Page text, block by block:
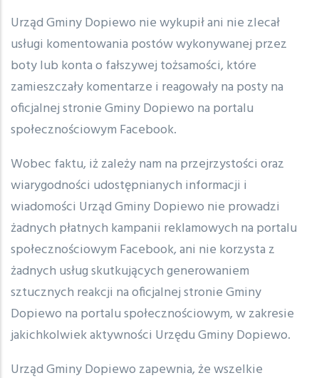
Urząd Gminy Dopiewo nie wykupił ani nie zlecał
usługi komentowania postów wykonywanej przez
boty lub konta o fałszywej tożsamości, które
zamieszczały komentarze i reagowały na posty na
oficjalnej stronie Gminy Dopiewo na portalu
społecznościowym Facebook.
Wobec faktu, iż zależy nam na przejrzystości oraz
wiarygodności udostępnianych informacji i
wiadomości Urząd Gminy Dopiewo nie prowadzi
żadnych płatnych kampanii reklamowych na portalu
społecznościowym Facebook, ani nie korzysta z
żadnych usług skutkujących generowaniem
sztucznych reakcji na oficjalnej stronie Gminy
Dopiewo na portalu społecznościowym, w zakresie
jakichkolwiek aktywności Urzędu Gminy Dopiewo.
Urząd Gminy Dopiewo zapewnia, że wszelkie